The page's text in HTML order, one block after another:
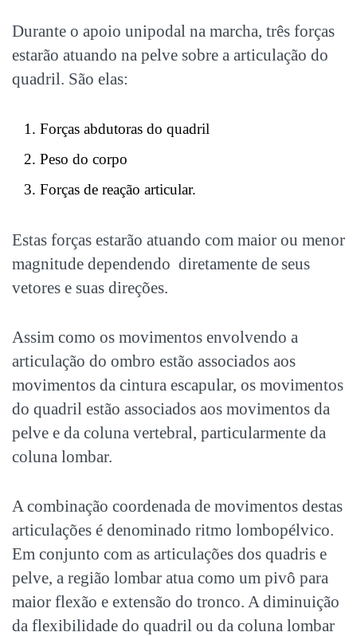
Durante o apoio unipodal na marcha, três forças
estarão atuando na pelve sobre a articulação do
quadril. São elas:
Forças abdutoras do quadril
Peso do corpo
Forças de reação articular.
Estas forças estarão atuando com maior ou menor
magnitude dependendo diretamente de seus
vetores e suas direções.
Assim como os movimentos envolvendo a
articulação do ombro estão associados aos
movimentos da cintura escapular, os movimentos
do quadril estão associados aos movimentos da
pelve e da coluna vertebral, particularmente da
coluna lombar.
A combinação coordenada de movimentos destas
articulações é denominado ritmo lombopélvico.
Em conjunto com as articulações dos quadris e
pelve, a região lombar atua como um pivô para
maior flexão e extensão do tronco. A diminuição
da flexibilidade do quadril ou da coluna lombar